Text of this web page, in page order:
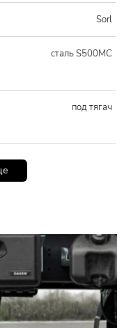
Sorl
сталь S500MC
под тягач